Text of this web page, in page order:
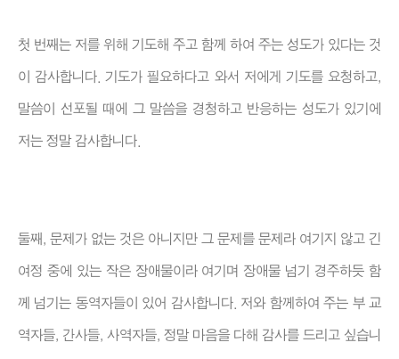
첫 번째는 저를 위해 기도해 주고 함께 하여 주는 성도가 있다는 것
이 감사합니다. 기도가 필요하다고 와서 저에게 기도를 요청하고,
말씀이 선포될 때에 그 말씀을 경청하고 반응하는 성도가 있기에
저는 정말 감사합니다.
둘째, 문제가 없는 것은 아니지만 그 문제를 문제라 여기지 않고 긴
여정 중에 있는 작은 장애물이라 여기며 장애물 넘기 경주하듯 함
께 넘기는 동역자들이 있어 감사합니다. 저와 함께하여 주는 부 교
역자들, 간사들, 사역자들, 정말 마음을 다해 감사를 드리고 싶습니